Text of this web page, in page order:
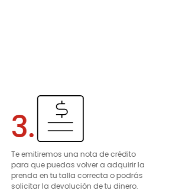
3.
Te emitiremos una nota de crédito
para que puedas volver a adquirir la
prenda en tu talla correcta o podrás
solicitar la devolución de tu dinero.